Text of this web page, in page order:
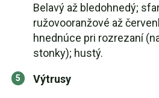
Belavý až bledohnedý;
ružovooranžové až
hnednúce pri rozrezaní
stonky); hustý.
Výtrusy